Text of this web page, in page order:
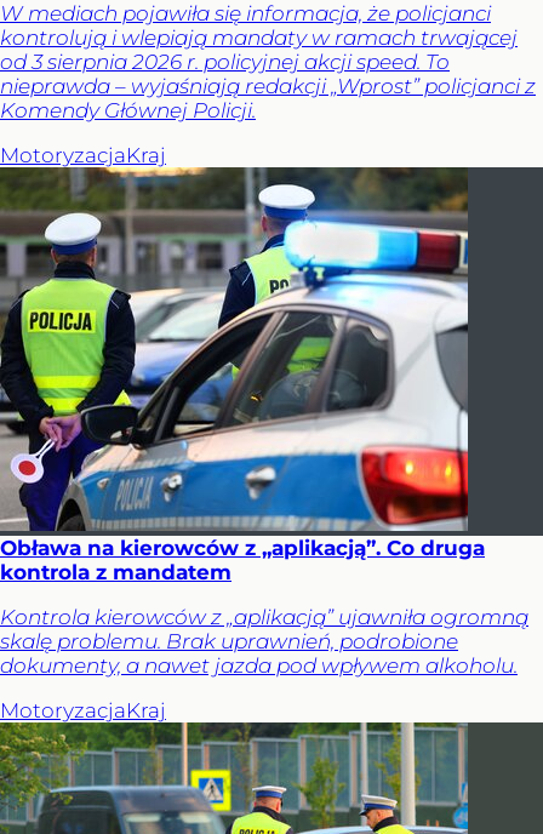
W mediach pojawiła się informacja, że policjanci
kontrolują i wlepiają mandaty w ramach trwającej
od 3 sierpnia 2026 r. policyjnej akcji speed. To
nieprawda – wyjaśniają redakcji „Wprost” policjanci z
Komendy Głównej Policji.
MotoryzacjaKraj
Obława na kierowców z „aplikacją”. Co druga
kontrola z mandatem
Kontrola kierowców z „aplikacją” ujawniła ogromną
skalę problemu. Brak uprawnień, podrobione
dokumenty, a nawet jazda pod wpływem alkoholu.
MotoryzacjaKraj